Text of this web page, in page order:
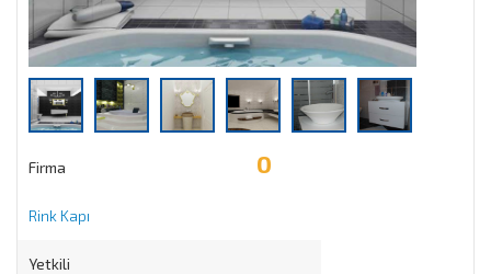
0
Firma
Rink Kapı
Yetkili